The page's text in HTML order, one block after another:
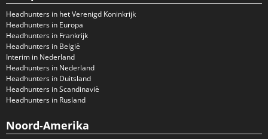
Headhunters in het Verenigd Koninkrijk
Headhunters in Europa
Headhunters in Frankrijk
Headhunters in België
Interim in Nederland
Headhunters in Nederland
Headhunters in Duitsland
Headhunters in Scandinavië
Headhunters in Rusland
Noord-Amerika